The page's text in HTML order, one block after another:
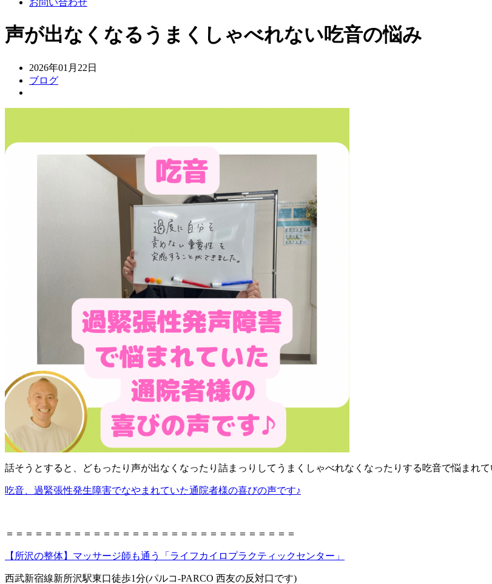
お問い合わせ
声が出なくなるうまくしゃべれない吃音の悩み
2026年01月22日
ブログ
話そうとすると、どもったり声が出なくなったり詰まっりしてうまくしゃべれなくなったりする吃音で悩まれ
吃音、過緊張性発生障害でなやまれていた通院者様の喜びの声です♪
＝＝＝＝＝＝＝＝＝＝＝＝＝＝＝＝＝＝＝＝＝＝＝＝＝＝＝＝＝＝
【所沢の整体】マッサージ師も通う「ライフカイロプラクティックセンター」
西武新宿線新所沢駅東口徒歩1分(パルコ-PARCO 西友の反対口です)